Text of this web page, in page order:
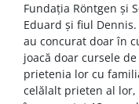
Fundația Röntgen și
Eduard și fiul
au concurat doar în
joacă doar cursele
prietenia lor cu
celălalt prieten al lor,